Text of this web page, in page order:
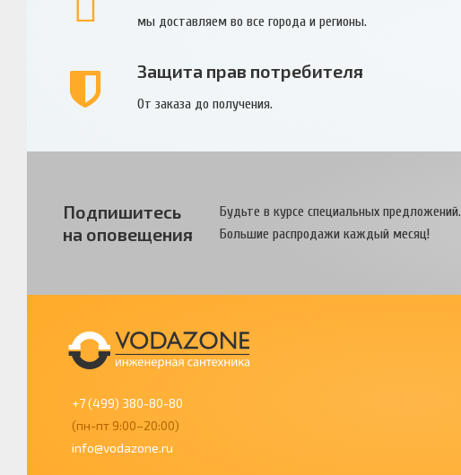
мы доставляем во все города и регионы.
Защита прав потребителя
От заказа до получения.
Подпишитесь
на оповещения
Будьте в курсе специальных предложений.
Большие распродажи каждый месяц!
+7 (499) 380-80-80
(пн-пт 9:00–20:00)
info@vodazone.ru